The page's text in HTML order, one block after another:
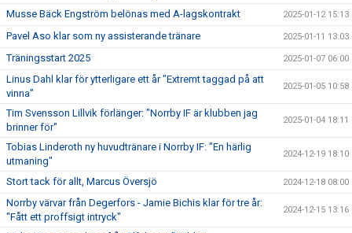
Musse Bäck Engström belönas med A-lagskontrakt 2025-01-12 15:13
Pavel Aso klar som ny assisterande tränare 2025-01-11 13:03
Träningsstart 2025 2025-01-07 06:00
Linus Dahl klar för ytterligare ett år "Extremt taggad på att
vinna"
2025-01-05 10:58
Tim Svensson Lillvik förlänger: "Norrby IF är klubben jag
brinner för"
2025-01-04 18:11
Tobias Linderoth ny huvudtränare i Norrby IF: "En härlig
utmaning"
2024-12-19 18:10
Stort tack för allt, Marcus Översjö 2024-12-18 08:00
Norrby värvar från Degerfors - Jamie Bichis klar för tre år:
"Fått ett proffsigt intryck"
2024-12-15 13:16